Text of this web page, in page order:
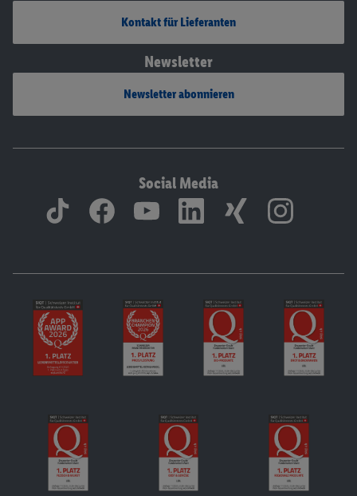
Kontakt für Lieferanten
Newsletter
Newsletter abonnieren
Social Media